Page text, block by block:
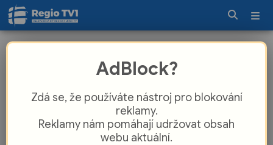
kraji padly rekordy na všech
předpovídají extrémních 41 °C
AdBlock?
Zdá se, že používáte nástroj pro blokování
reklamy.
Reklamy nám pomáhají udržovat obsah
webu aktuální.